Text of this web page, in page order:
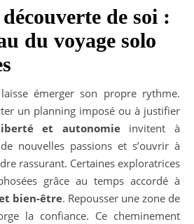
de soi :
du voyage solo
émerger son propre rythme.
un planning imposé ou à justifier
et autonomieinvitent à
nouvelles passions et s’ouvrir à
rassurant. Certaines exploratrices
grâce au temps accordé à
bien-être. Repousser une zone de
la confiance. Ce cheminement